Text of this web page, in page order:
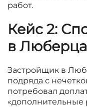
работ.
Кейс 2:
в
Застройщик в
подряда с
потребовал
«дополнительные